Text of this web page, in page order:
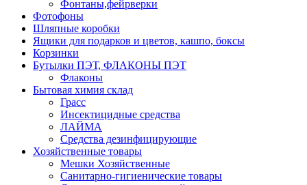
Фонтаны,фейрверки
Фотофоны
Шляпные коробки
Ящики для подарков и цветов, кашпо, боксы
Корзинки
Бутылки ПЭТ, ФЛАКОНЫ ПЭТ
Флаконы
Бытовая химия склад
Грасс
Инсектицидные средства
ЛАЙМА
Средства дезинфицирующие
Хозяйственные товары
Мешки Хозяйственные
Санитарно-гигиенические товары